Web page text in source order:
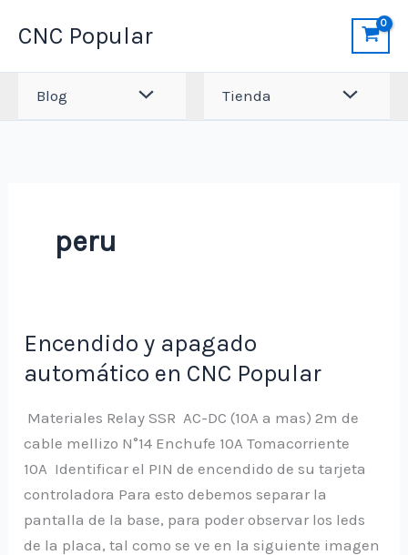
CNC Popular
Blog Tienda
peru
Encendido y apagado
automático en CNC Popular
Materiales Relay SSR AC-DC (10A a mas) 2m de
cable mellizo N°14 Enchufe 10A Tomacorriente
10A Identificar el PIN de encendido de su tarjeta
controladora Para esto debemos separar la
pantalla de la base, para poder observar los leds
de la placa, tal como se ve en la siguiente imagen